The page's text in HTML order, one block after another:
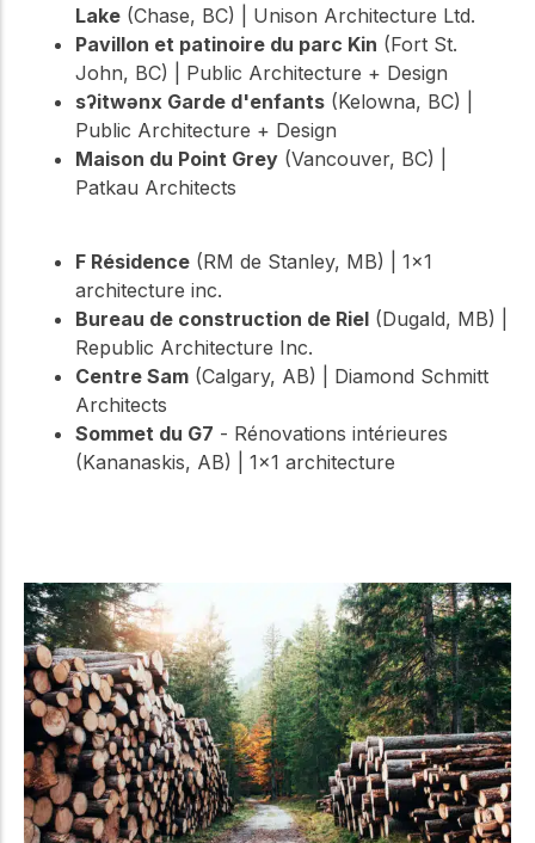
Lake (Chase, BC) | Unison Architecture Ltd.
Pavillon et patinoire du parc Kin (Fort St.
John, BC) | Public Architecture + Design
sʔitwənx Garde d'enfants (Kelowna, BC) |
Public Architecture + Design
Maison du Point Grey (Vancouver, BC) |
Patkau Architects
F Résidence (RM de Stanley, MB) | 1×1
architecture inc.
Bureau de construction de Riel (Dugald, MB) |
Republic Architecture Inc.
Centre Sam (Calgary, AB) | Diamond Schmitt
Architects
Sommet du G7 - Rénovations intérieures
(Kananaskis, AB) | 1×1 architecture